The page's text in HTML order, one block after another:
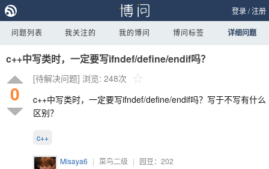
登录/注册
问题列表 我关注的 我的博问 博问标签 详细问题
c++中写类时，一定要写ifndef/define/endif吗？
0
[待解决问题] 浏览: 248次
c++中写类时，一定要写ifndef/define/endif吗？写于不写有什么
区别？
c++
Misaya6 | 菜鸟二级 | 园豆： 202